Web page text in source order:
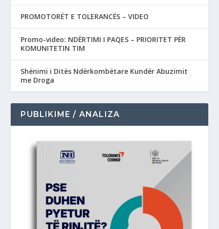
PROMOTORËT E TOLERANCËS – VIDEO
Promo-video: NDËRTIMI I PAQES – PRIORITET PËR
KOMUNITETIN TIM
Shënimi i Ditës Ndërkombëtare Kundër Abuzimit
me Droga
PUBLIKIME / ANALIZA